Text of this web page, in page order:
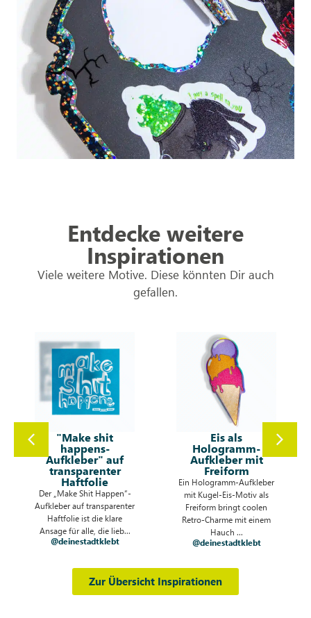
Entdecke weitere
Inspirationen
Viele weitere Motive. Diese könnten Dir auch
gefallen.
Eis als
Hologramm-
Aufkleber mit
Freiform
Ein Hologramm-Aufkleber
mit Kugel-Eis-Motiv als
Freiform bringt coolen
Retro-Charme mit einem
Hauch ...
@deinestadtklebt
Sticker mit Büste
auf Hologramm-
Folie
Entdecke den einzigartigen
Karl Marx Basketball Sticker
auf schimmernder
Hologrammfolie! Dieses
Frei...
@fridtjofkirste
Zur Übersicht Inspirationen